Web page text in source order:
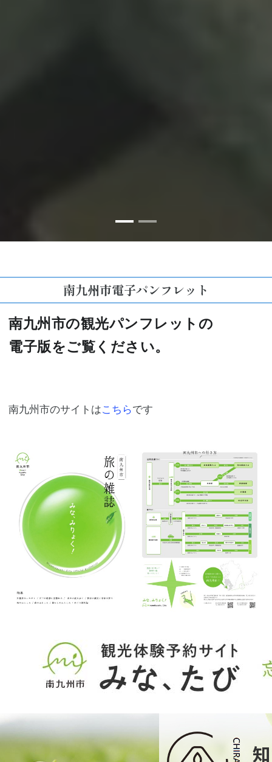
南九州市電子パンフレット
南九州市の観光パンフレットの
電子版をご覧ください。
南九州市のサイトはこちらです